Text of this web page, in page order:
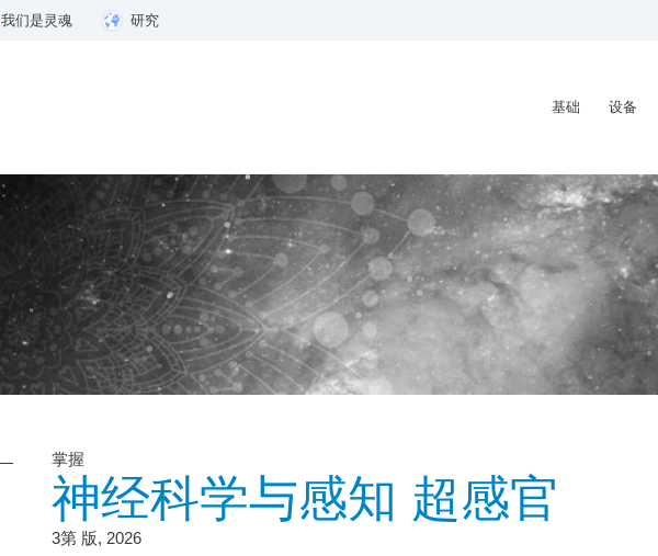
我们是灵魂 研究
基础 设备
掌握
神经科学与感知 超感官
3第 版, 2026